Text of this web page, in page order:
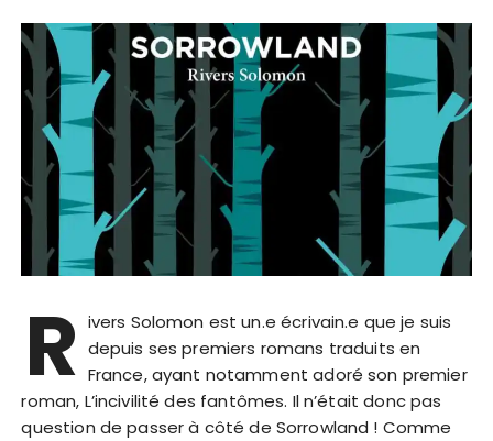
R ivers Solomon est un.e écrivain.e que je suis
depuis ses premiers romans traduits en
France, ayant notamment adoré son premier
roman, L’incivilité des fantômes. Il n’était donc pas
question de passer à côté de Sorrowland ! Comme